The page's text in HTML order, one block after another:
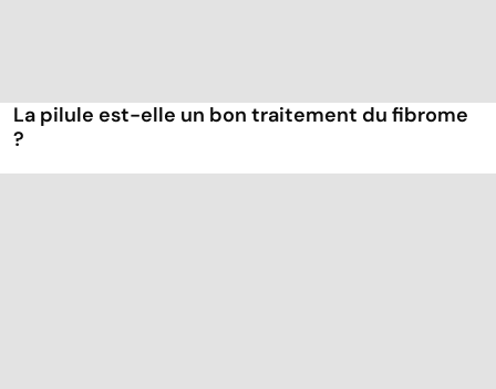
La pilule est-elle un bon traitement du fibrome
?